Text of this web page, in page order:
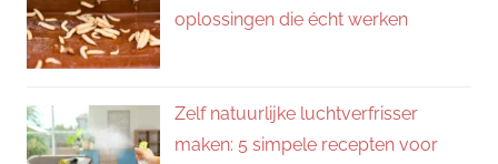
oplossingen die écht werken
Zelf natuurlijke luchtverfrisser
maken: 5 simpele recepten voor